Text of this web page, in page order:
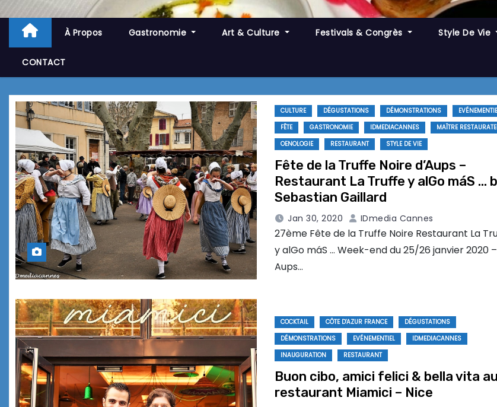
À Propos Gastronomie Art & Culture Festivals & Congrès Style De Vie
CONTACT
CULTURE DÉGUSTATIONS DÉMONSTRATIONS
FÊTE
GASTRONOMIE IDMEDIACANNES
MAÎTRE
OENOLOGIE
RESTAURANT STYLE DE VIE
Fête de la Truffe Noire d’Aups –
Restaurant La Truffe y alGo máS …
Sebastian Gaillard
Jan 30, 2020 IDmedia Cannes
27ème Fête de la Truffe Noire Restaurant La
y alGo máS … Week-end du 25/26 janvier 2020 –
Aups…
COCKTAIL CÔTE D'AZUR FRANCE
DÉGUSTATIONS
DÉMONSTRATIONS
EVÉNEMENTIEL
IDMEDIACANNES
INAUGURATION
RESTAURANT
Buon cibo, amici felici & bella vita au
restaurant Miamici – Nice